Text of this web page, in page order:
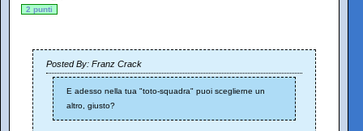
2 punti
Posted By: Franz Crack
E adesso nella tua "toto-squadra" puoi sceglierne un
altro, giusto?